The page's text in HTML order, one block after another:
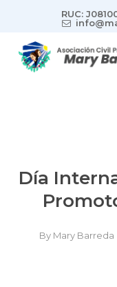
main
content
RUC:
Día
By Mary Barreda